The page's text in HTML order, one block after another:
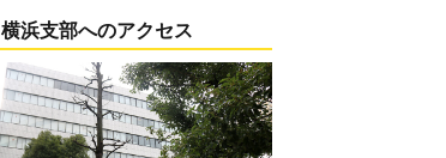
横浜支部へのアクセス